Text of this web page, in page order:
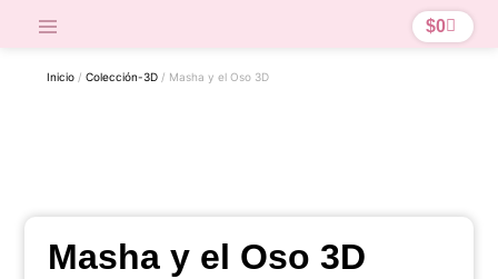
$0
Inicio /Colección-3D / Masha y el Oso 3D
Masha y el Oso 3D